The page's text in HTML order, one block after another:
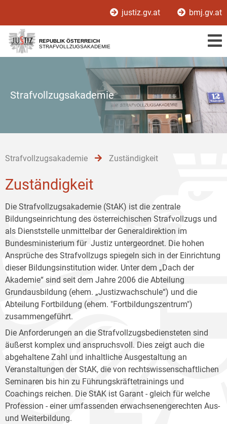
[1]
[2]
[3]
justiz.gv.at bmj.gv.at
REPUBLIK ÖSTERREICH
STRAFVOLLZUGSAKADEMIE
Strafvollzugsakademie
Strafvollzugsakademie Zuständigkeit
Zuständigkeit
Die Strafvollzugsakademie (StAK) ist die zentrale
Bildungseinrichtung des österreichischen Strafvollzugs und
als Dienststelle unmittelbar der Generaldirektion im
Bundesministerium für Justiz untergeordnet. Die hohen
Ansprüche des Strafvollzugs spiegeln sich in der Einrichtung
dieser Bildungsinstitution wider. Unter dem „Dach der
Akademie“ sind seit dem Jahre 2006 die Abteilung
Grundausbildung (ehem. „Justizwachschule“) und die
Abteilung Fortbildung (ehem. "Fortbildungszentrum")
zusammengeführt.
Die Anforderungen an die Strafvollzugsbediensteten sind
äußerst komplex und anspruchsvoll. Dies zeigt auch die
abgehaltene Zahl und inhaltliche Ausgestaltung an
Veranstaltungen der StAK, die von rechtswissenschaftlichen
Seminaren bis hin zu Führungskräftetrainings und
Coachings reichen. Die StAK ist Garant - gleich für welche
Profession - einer umfassenden erwachsenengerechten Aus-
und Weiterbildung.